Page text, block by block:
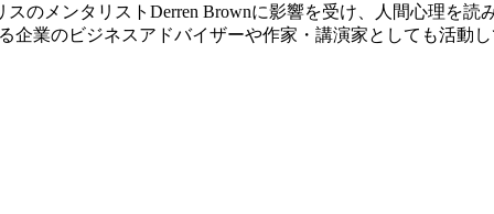
のメンタリストDerren Brownに影響を受け、人間心理を
業のビジネスアドバイザーや作家・講演家としても活動し